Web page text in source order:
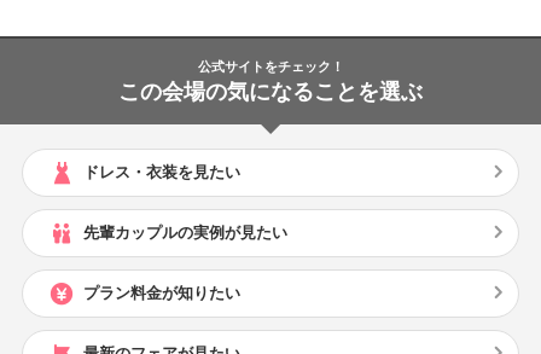
公式サイトをチェック！
この会場の気になることを選ぶ
ドレス・衣装を見たい
先輩カップルの実例が見たい
プラン料金が知りたい